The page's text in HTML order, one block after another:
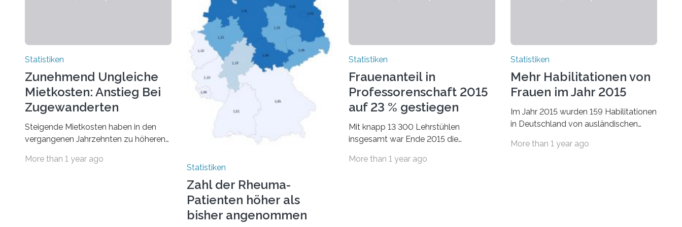
Statistiken
Zunehmend Ungleiche
Mietkosten: Anstieg Bei
Zugewanderten
Steigende Mietkosten haben in den
vergangenen Jahrzehnten zu höheren
geführt. In einer aktuellen Studie hat
More than 1 year ago
Statistiken
Zahl der Rheuma-
Patienten höher als
bisher angenommen
Statistiken
Frauenanteil in
Professorenschaft 2015
auf 23 % gestiegen
Mit knapp 13 300 Lehrstühlen
insgesamt war Ende 2015 die
und Sozialwissenschaften bei
More than 1 year ago
Statistiken
Mehr Habilitationen von
Frauen im Jahr 2015
Im Jahr 2015 wurden 159 Habilitationen
in Deutschland von ausländischen
Wissenschaftlern erfolgreich beendet.
More than 1 year ago